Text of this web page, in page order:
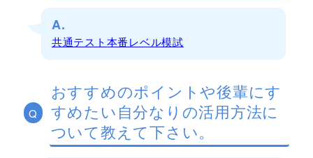
A.
共通テスト本番レベル模試
Q
おすすめのポイントや後輩にす
すめたい自分なりの活用方法に
ついて教えて下さい。